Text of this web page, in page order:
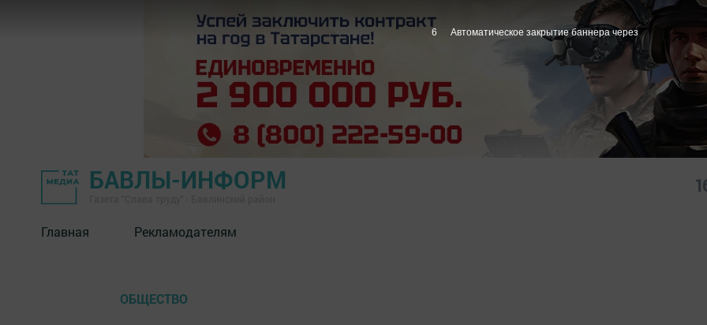
БАВЛЫ-ИНФОРМ
Главная Рекламодателям
ОБЩЕСТВО
5 Автоматическое закрытие баннера через